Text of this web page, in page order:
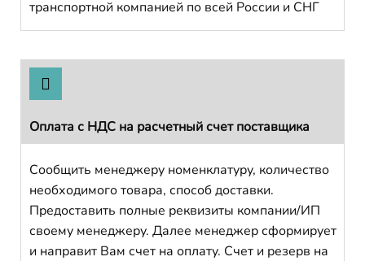
транспортной компанией по всей России и СНГ
Оплата с НДС на расчетный счет поставщика
Сообщить менеджеру номенклатуру, количество
необходимого товара, способ доставки.
Предоставить полные реквизиты компании/ИП
своему менеджеру. Далее менеджер сформирует
и направит Вам счет на оплату. Счет и резерв на